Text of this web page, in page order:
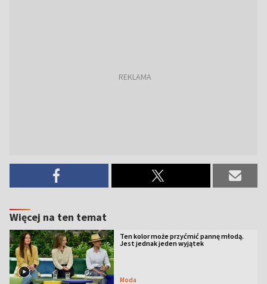
Więcej na ten temat
Ten kolor może przyćmić pannę młodą.
Jest jednak jeden wyjątek
Moda